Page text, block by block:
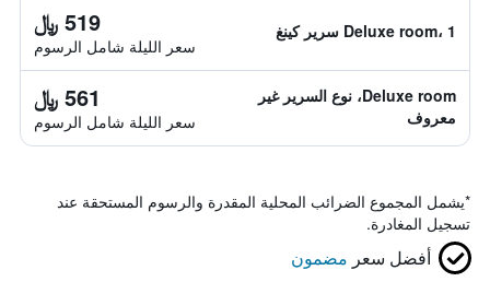
Deluxe room، 1 سرير كينغ 519 ﷼
سعر الليلة شامل الرسوم
Deluxe room، نوع السرير غير
معروف
561 ﷼
سعر الليلة شامل الرسوم
*يشمل المجموع الضرائب المحلية المقدرة والرسوم المستحقة عند
تسجيل المغادرة.
أفضل سعر مضمون